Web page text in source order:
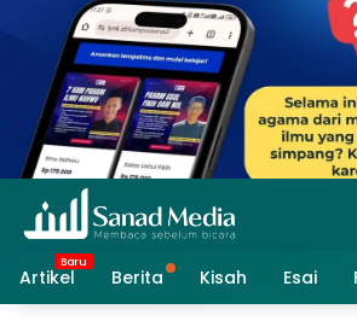
Artikel Berita Kisah Esai